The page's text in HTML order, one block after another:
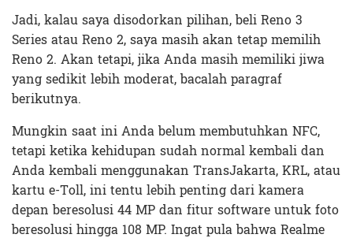
Jadi, kalau saya disodorkan pilihan, beli Reno 3
Series atau Reno 2, saya masih akan tetap memilih
Reno 2. Akan tetapi, jika Anda masih memiliki jiwa
yang sedikit lebih moderat, bacalah paragraf
berikutnya.
Mungkin saat ini Anda belum membutuhkan NFC,
tetapi ketika kehidupan sudah normal kembali dan
Anda kembali menggunakan TransJakarta, KRL, atau
kartu e-Toll, ini tentu lebih penting dari kamera
depan beresolusi 44 MP dan fitur software untuk foto
beresolusi hingga 108 MP. Ingat pula bahwa Realme